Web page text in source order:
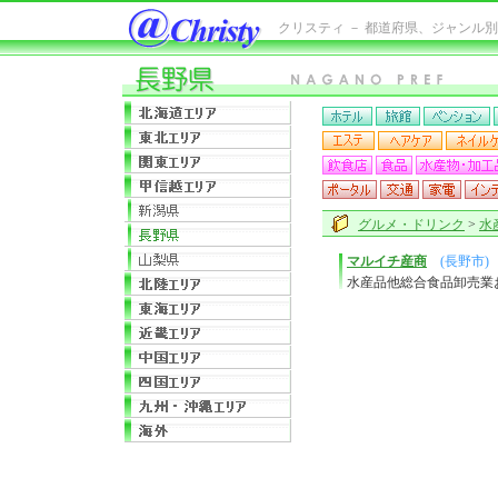
クリスティ － 都道府県、ジャンル
グルメ・ドリンク > 水
マルイチ産商
(長野市)
水産品他総合食品卸売